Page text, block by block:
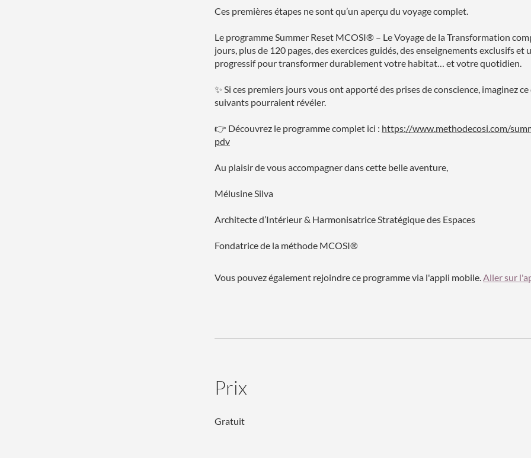
Ces premières étapes ne sont qu’un aperçu du voyage complet.
Le programme Summer Reset MCOSI® – Le Voyage de la Transformation
jours, plus de 120 pages, des exercices guidés, des enseignements exclusifs et
progressif pour transformer durablement votre habitat… et votre quotidien.
✨ Si ces premiers jours vous ont apporté des prises de conscience, imaginez
suivants pourraient révéler.
👉 Découvrez le programme complet ici : https://www.methodecosi.com/
pdv
Au plaisir de vous accompagner dans cette belle aventure,
Mélusine Silva
Architecte d’Intérieur & Harmonisatrice Stratégique des Espaces
Fondatrice de la méthode MCOSI®
Vous pouvez également rejoindre ce programme via l'appli mobile.Aller sur
Prix
Gratuit